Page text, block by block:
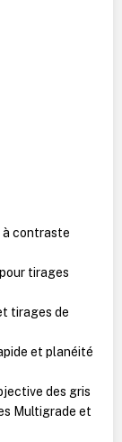
à contraste
tirages
tirages de
et planéité
des gris
Multigrade et